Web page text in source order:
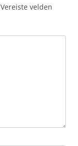
Vereiste velden